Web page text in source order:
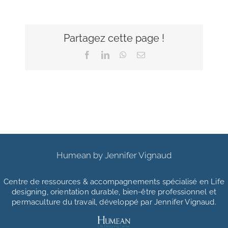
Partagez cette page !
FacebookLinkedInWhatsApp
Email
Humean by Jennifer Vignaud
Centre de ressources & accompagnements spécialisé en Life
designing, orientation durable, bien-être professionnel et
permaculture du travail, développé par Jennifer Vignaud.